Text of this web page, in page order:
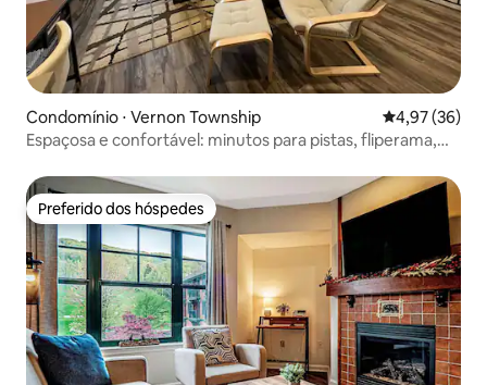
Condomínio ⋅ Vernon Township 4,97 de uma
4,97 (36)
Espaçosa e confortável: minutos para pistas, fliperama,
Preferido dos hóspedes
Preferido dos hóspedes